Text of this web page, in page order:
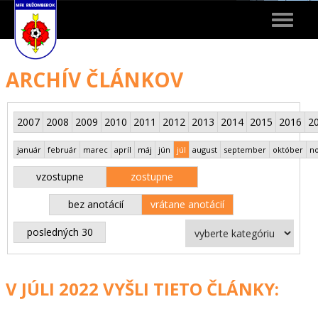
Toggle
ARCHÍV ČLÁNKOV
2007 2008 2009 2010 2011 2012 2013 2014 2015 2016
január február marec apríl máj jún júl august september október
vzostupne zostupne
bez anotácií vrátane anotácií
posledných 30
V JÚLI 2022 VYŠLI TIETO ČLÁNKY: